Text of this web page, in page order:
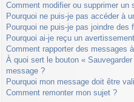
Comment modifier ou supprimer un
Pourquoi ne puis-je pas accéder à
Pourquoi ne puis-je pas joindre
Pourquoi ai-je reçu un
Comment rapporter des messages
À quoi sert le bouton «
message ?
Pourquoi mon message doit être
Comment remonter mon sujet ?